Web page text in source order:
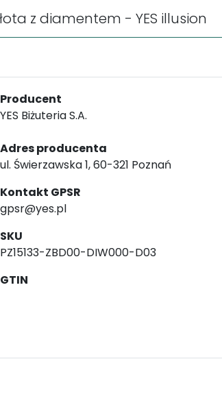
z diamentem - YES illusion
Producent
YES Biżuteria S.A.
Adres producenta
ul. Świerzawska 1, 60-321 Poznań
Kontakt GPSR
gpsr@yes.pl
SKU
PZ15133-ZBD00-DIW000-D03
GTIN